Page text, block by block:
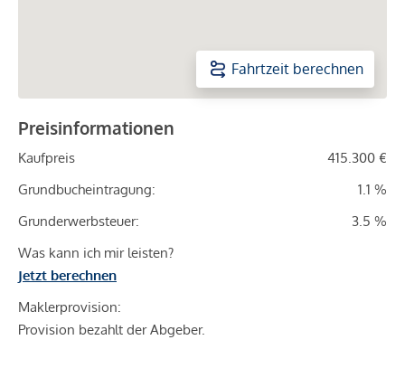
Fahrtzeit berechnen
Preisinformationen
Kaufpreis
415.300 €
Grundbucheintragung:
1.1 %
Grunderwerbsteuer:
3.5 %
Was kann ich mir leisten?
Jetzt berechnen
Maklerprovision:
Provision bezahlt der Abgeber.